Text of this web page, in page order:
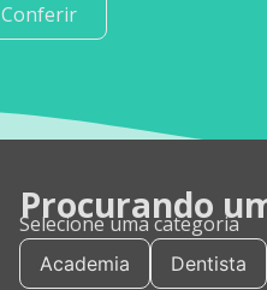
Conferir
Procurando
Selecione uma categoria
Academia Dentista